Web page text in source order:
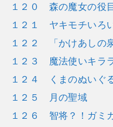
１２０ 森の魔女の役
１２１ ヤキモチいろ
１２２ 「かけあしの
１２３ 魔法使いキラ
１２４ くまのぬいぐ
１２５ 月の聖域
１２６ 智将？！ガミ